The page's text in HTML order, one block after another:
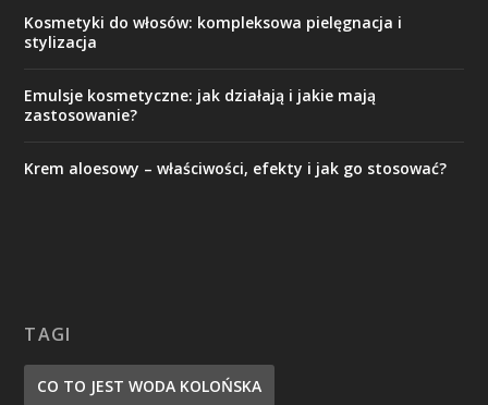
Kosmetyki do włosów: kompleksowa pielęgnacja i
stylizacja
Emulsje kosmetyczne: jak działają i jakie mają
zastosowanie?
Krem aloesowy – właściwości, efekty i jak go stosować?
TAGI
CO TO JEST WODA KOLOŃSKA